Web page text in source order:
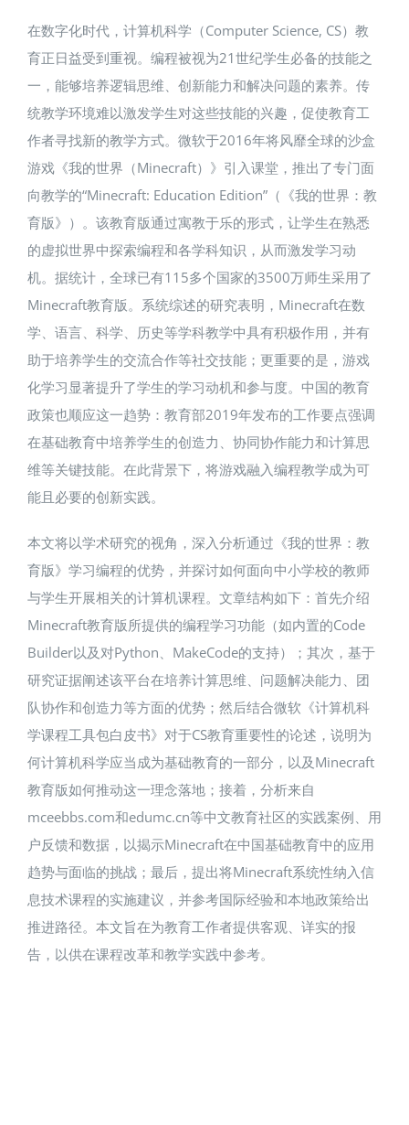
在数字化时代，计算机科学（Computer Science, CS）教
育正日益受到重视。编程被视为21世纪学生必备的技能之
一，能够培养逻辑思维、创新能力和解决问题的素养。传
统教学环境难以激发学生对这些技能的兴趣，促使教育工
作者寻找新的教学方式​。微软于2016年将风靡全球的沙盒
游戏《我的世界（Minecraft）》引入课堂，推出了专门面
向教学的“Minecraft: Education Edition”（《我的世界：教
育版》）。该教育版通过寓教于乐的形式，让学生在熟悉
的虚拟世界中探索编程和各学科知识，从而激发学习动
机。据统计，全球已有115多个国家的3500万师生采用了
Minecraft教育版​。系统综述的研究表明，Minecraft在数
学、语言、科学、历史等学科教学中具有积极作用，并有
助于培养学生的交流合作等社交技能；更重要的是，游戏
化学习显著提升了学生的学习动机和参与度​。中国的教育
政策也顺应这一趋势：教育部2019年发布的工作要点强调
在基础教育中培养学生的创造力、协同协作能力和计算思
维等关键技能​。在此背景下，将游戏融入编程教学成为可
能且必要的创新实践。
本文将以学术研究的视角，深入分析通过《我的世界：教
育版》学习编程的优势，并探讨如何面向中小学校的教师
与学生开展相关的计算机课程。文章结构如下：首先介绍
Minecraft教育版所提供的编程学习功能（如内置的Code
Builder以及对Python、MakeCode的支持）；其次，基于
研究证据阐述该平台在培养计算思维、问题解决能力、团
队协作和创造力等方面的优势；然后结合微软《计算机科
学课程工具包白皮书》对于CS教育重要性的论述，说明为
何计算机科学应当成为基础教育的一部分，以及Minecraft
教育版如何推动这一理念落地；接着，分析来自
mceebbs.com和edumc.cn等中文教育社区的实践案例、用
户反馈和数据，以揭示Minecraft在中国基础教育中的应用
趋势与面临的挑战；最后，提出将Minecraft系统性纳入信
息技术课程的实施建议，并参考国际经验和本地政策给出
推进路径。本文旨在为教育工作者提供客观、详实的报
告，以供在课程改革和教学实践中参考。